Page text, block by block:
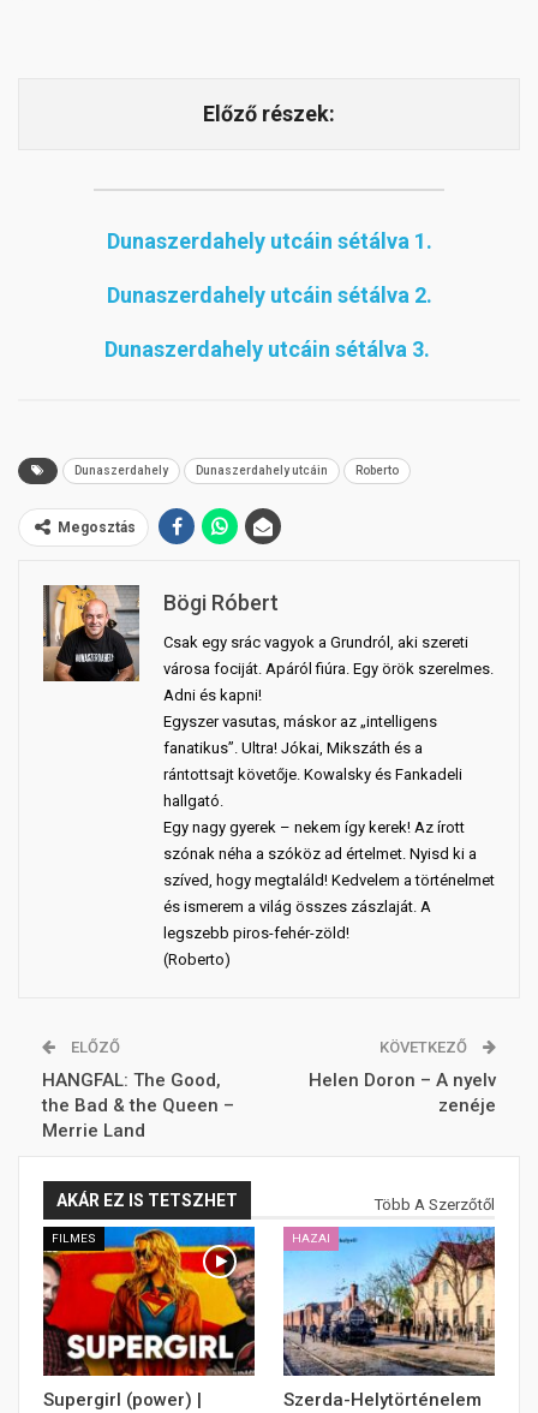
Előző részek:
Dunaszerdahely utcáin sétálva 1.
Dunaszerdahely utcáin sétálva 2.
Dunaszerdahely utcáin sétálva 3.
Dunaszerdahely Dunaszerdahely utcáin Roberto
Megosztás
Bögi Róbert
Csak egy srác vagyok a Grundról, aki szereti
városa fociját. Apáról fiúra. Egy örök szerelmes.
Adni és kapni!
Egyszer vasutas, máskor az „intelligens
fanatikus”. Ultra! Jókai, Mikszáth és a
rántottsajt követője. Kowalsky és Fankadeli
hallgató.
Egy nagy gyerek – nekem így kerek! Az írott
szónak néha a szóköz ad értelmet. Nyisd ki a
szíved, hogy megtaláld! Kedvelem a történelmet
és ismerem a világ összes zászlaját. A
legszebb piros-fehér-zöld!
(Roberto)
ELŐZŐ
HANGFAL: The Good,
the Bad & the Queen –
Merrie Land
KÖVETKEZŐ
Helen Doron – A nyelv
zenéje
AKÁR EZ IS TETSZHET Több A Szerzőtől
FILMES
Supergirl (power) |
HAZAI
Szerda-Helytörténelem